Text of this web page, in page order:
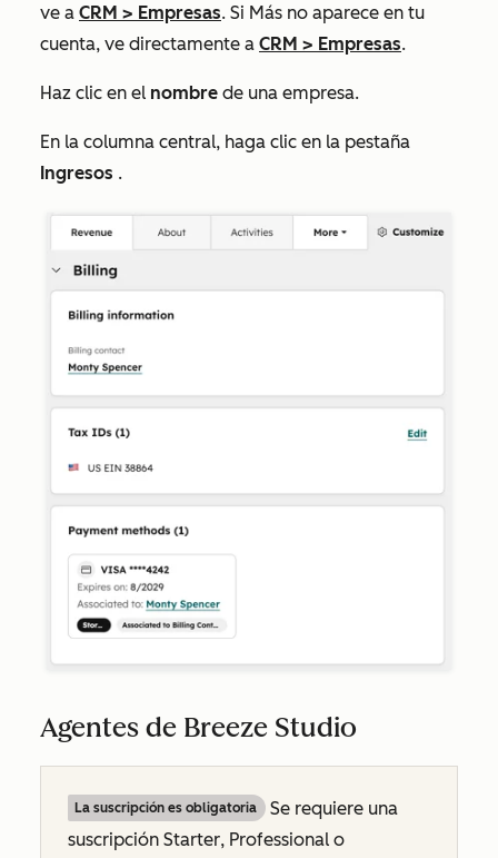
ve a CRM > Empresas. Si Más no aparece en tu
cuenta, ve directamente a CRM > Empresas.
Haz clic en el nombre de una empresa.
En la columna central, haga clic en la pestaña
Ingresos .
Agentes de Breeze Studio
La suscripción es obligatoria
Se requiere una
suscripción Starter, Professional o